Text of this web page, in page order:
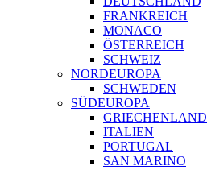
FRANKREICH
MONACO
ÖSTERREICH
SCHWEIZ
NORDEUROPA
SCHWEDEN
SÜDEUROPA
GRIECHENLAND
ITALIEN
PORTUGAL
SAN MARINO